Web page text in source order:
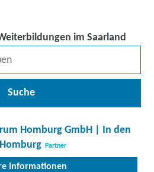
im Saarland
Suche
Homburg GmbH | In den
Partner
Informationen